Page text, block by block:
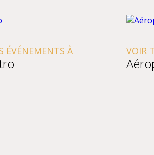
ÉVÉNEMENTS À VOIR